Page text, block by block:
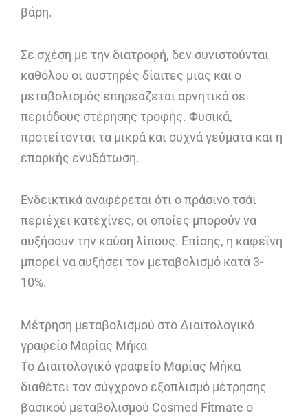
βάρη.
Σε σχέση με την διατροφή, δεν συνιστούνται
καθόλου οι αυστηρές δίαιτες μιας και ο
μεταβολισμός επηρεάζεται αρνητικά σε
περιόδους στέρησης τροφής. Φυσικά,
προτείτονται τα μικρά και συχνά γεύματα και η
επαρκής ενυδάτωση.
Ενδεικτικά αναφέρεται ότι ο πράσινο τσάι
περιέχει κατεχίνες, οι οποίες μπορούν να
αυξήσουν την καύση λίπους. Επίσης, η καφεΐνη
μπορεί να αυξήσει τον μεταβολισμό κατά 3-
10%.
Μέτρηση μεταβολισμού στο Διαιτολογικό
γραφείο Μαρίας Μήκα
Το Διαιτολογικό γραφείο Μαρίας Μήκα
διαθέτει τον σύγχρονο εξοπλισμό μέτρησης
βασικού μεταβολισμού Cosmed Fitmate ο